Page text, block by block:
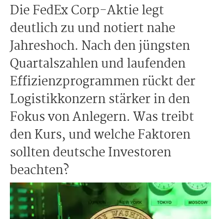
Die FedEx Corp-Aktie legt
deutlich zu und notiert nahe
Jahreshoch. Nach den jüngsten
Quartalszahlen und laufenden
Effizienzprogrammen rückt der
Logistikkonzern stärker in den
Fokus von Anlegern. Was treibt
den Kurs, und welche Faktoren
sollten deutsche Investoren
beachten?